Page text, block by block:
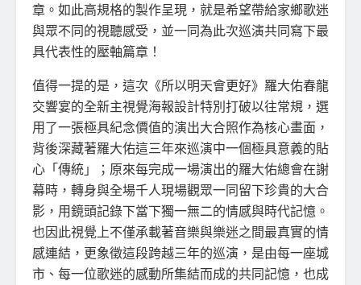
章。如此高規格的製作呈現，就是希望帶給家鄉歌迷
與眾不同的視聽感受，並一同為此次巡演共同寫下最
具代表性的壓軸篇章！
值得一提的是，這次《所以明天會更好》羅大佑春龍
交響宴的全新主視覺海報設計特別打破以往常規，選
用了一張極具紀念價值的演出大合照作為核心畫面，
背後深藏著羅大佑這三年來巡演中一個極具意義的貼
心「傳統」；原來每完成一場演出的羅大佑總會在謝
幕時，轉身與全場千人現場觀眾一同留下珍貴的大合
影，用鏡頭記錄下當下獨一無二的情感與時代記憶。
也因此視覺上不僅承載著音樂與樂迷之間最真實的情
感連結，更象徵這段跨越三年的巡演，是由每一座城
市、每一位歌迷的感動所集結而成的共同記憶，也成